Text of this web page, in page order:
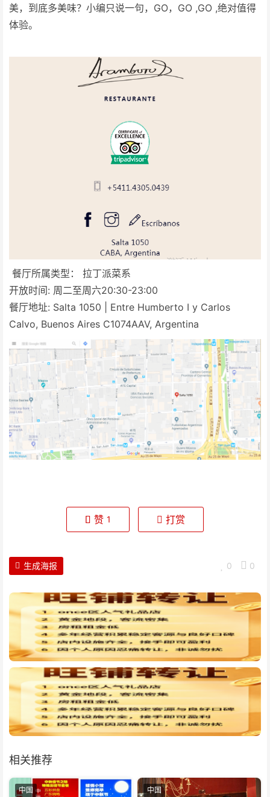
美，到底多美味？小编只说一句，GO，GO ,GO ,绝对值得
体验。
餐厅所属类型： 拉丁派菜系
开放时间: 周二至周六20:30-23:00
餐厅地址: Salta 1050 | Entre Humberto I y Carlos
Calvo, Buenos Aires C1074AAV, Argentina
赞 1 打赏
0 0
生成海报
相关推荐
中国 中国